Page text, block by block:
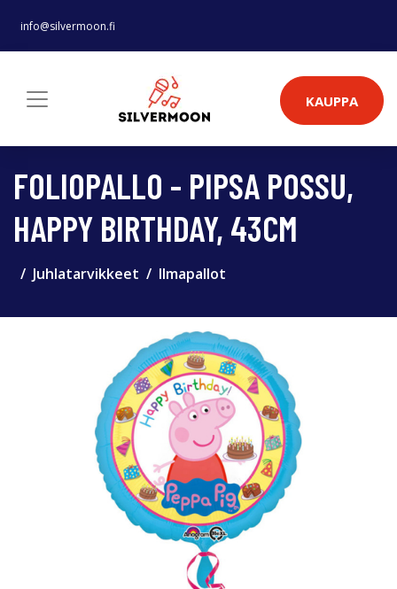
info@silvermoon.fi
KAUPPA
FOLIOPALLO - PIPSA POSSU,
HAPPY BIRTHDAY, 43CM
Juhlatarvikkeet Ilmapallot